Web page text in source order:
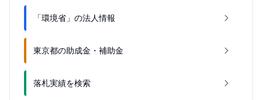
「環境省」の法人情報
東京都の助成金・補助金
落札実績を検索